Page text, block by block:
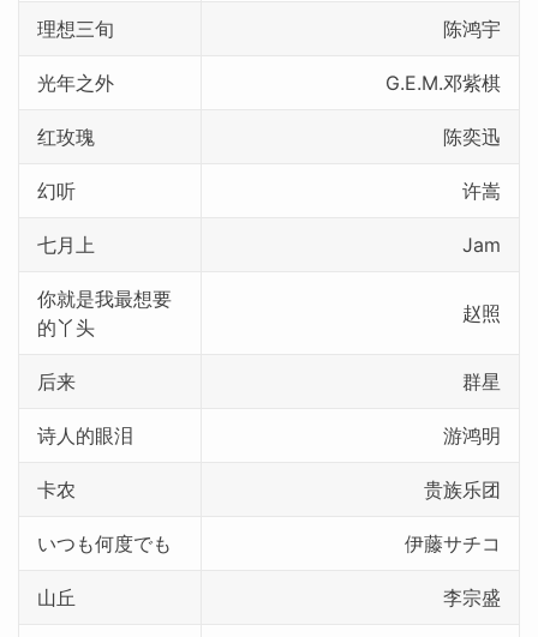
理想三旬 陈鸿宇
光年之外 G.E.M.邓紫棋
红玫瑰 陈奕迅
幻听 许嵩
七月上 Jam
你就是我最想要
的丫头
赵照
后来 群星
诗人的眼泪 游鸿明
卡农 贵族乐团
いつも何度でも 伊藤サチコ
山丘 李宗盛